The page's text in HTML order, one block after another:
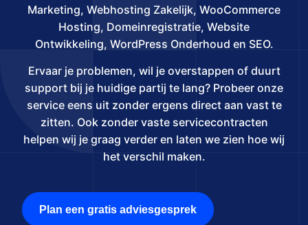
Marketing, Webhosting Zakelijk, WooCommerce
Hosting, Domeinregistratie, Website
Ontwikkeling, WordPress Onderhoud en SEO.
Ervaar je problemen, wil je overstappen of duurt
support bij je huidige partij te lang? Probeer onze
service eens uit zonder ergens direct aan vast te
zitten. Ook zonder vaste servicecontracten
helpen wij je graag verder en laten we zien hoe wij
het verschil maken.
Plan een gratis adviesgesprek